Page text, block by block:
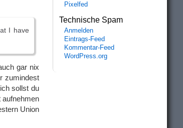
I have
gar nix
zumindest
sollst du
Union
Pixelfed
Technische Spam
Anmelden
Eintrags-Feed
Kommentar-Feed
WordPress.org